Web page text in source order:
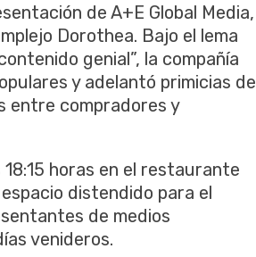
de A+E Global Media,
Dorothea. Bajo el lema
genial”, la compañía
y adelantó primicias de
entre compradores y
horas en el restaurante
distendido para el
de medios
venideros.